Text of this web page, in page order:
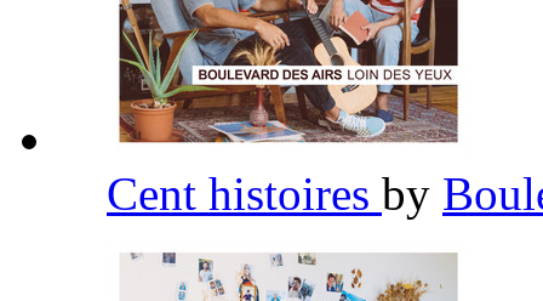
Cent histoires by